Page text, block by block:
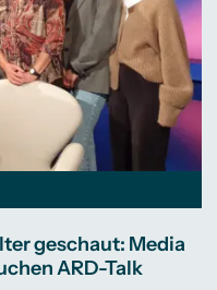
geschaut: Media
ARD-Talk